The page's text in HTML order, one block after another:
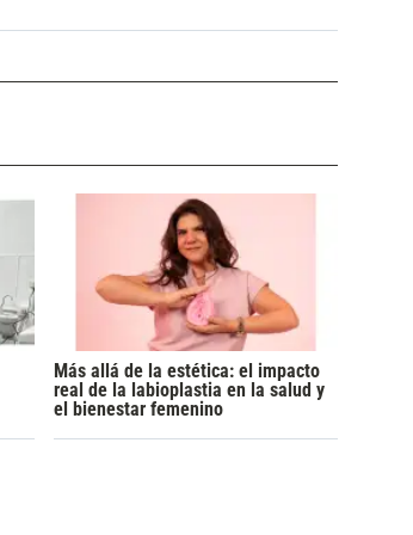
Más allá de la estética: el impacto
real de la labioplastia en la salud y
el bienestar femenino